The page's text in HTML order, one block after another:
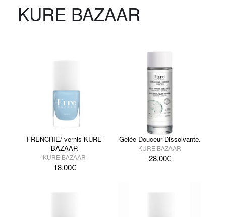
KURE BAZAAR
FRENCHIE/ vernis KURE
BAZAAR
KURE BAZAAR
18.00€
Gelée Douceur Dissolvante.
KURE BAZAAR
28.00€